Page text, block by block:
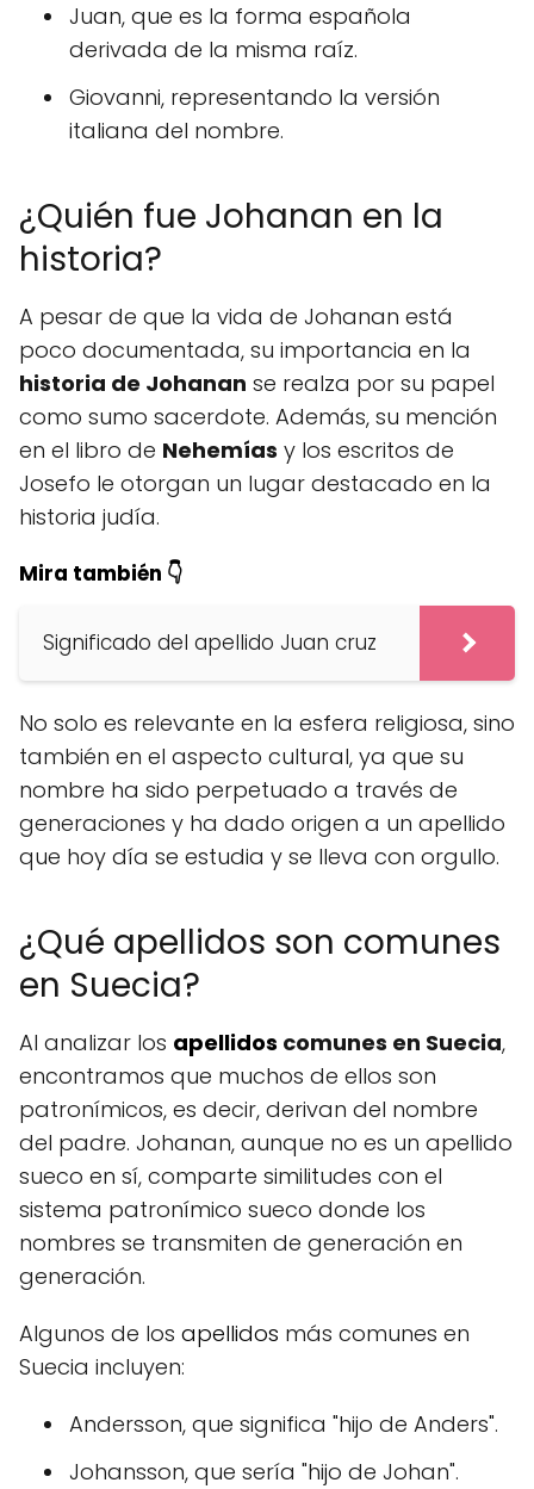
Juan, que es la forma española
derivada de la misma raíz.
Giovanni, representando la versión
italiana del nombre.
¿Quién fue Johanan en la
historia?
A pesar de que la vida de Johanan está
poco documentada, su importancia en la
historia de Johanan se realza por su papel
como sumo sacerdote. Además, su mención
en el libro de Nehemías y los escritos de
Josefo le otorgan un lugar destacado en la
historia judía.
Mira también 👇
Significado del apellido Juan cruz
No solo es relevante en la esfera religiosa, sino
también en el aspecto cultural, ya que su
nombre ha sido perpetuado a través de
generaciones y ha dado origen a un apellido
que hoy día se estudia y se lleva con orgullo.
¿Qué apellidos son comunes
en Suecia?
Al analizar los apellidos comunes en Suecia,
encontramos que muchos de ellos son
patronímicos, es decir, derivan del nombre
del padre. Johanan, aunque no es un apellido
sueco en sí, comparte similitudes con el
sistema patronímico sueco donde los
nombres se transmiten de generación en
generación.
Algunos de los apellidos más comunes en
Suecia incluyen:
Andersson, que significa "hijo de Anders".
Johansson, que sería "hijo de Johan".